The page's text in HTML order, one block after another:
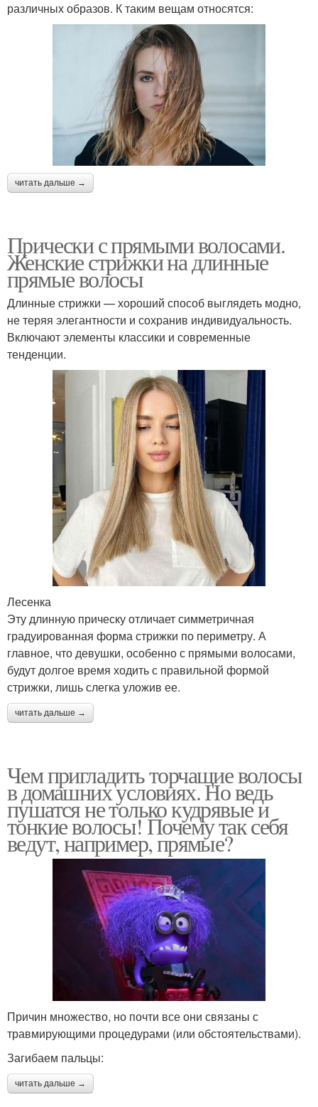
различных образов. К таким вещам относятся:
читать дальше →
Прически с прямыми волосами.
Женские стрижки на длинные
прямые волосы
Длинные стрижки — хороший способ выглядеть модно,
не теряя элегантности и сохранив индивидуальность.
Включают элементы классики и современные
тенденции.
Лесенка
Эту длинную прическу отличает симметричная
градуированная форма стрижки по периметру. А
главное, что девушки, особенно с прямыми волосами,
будут долгое время ходить с правильной формой
стрижки, лишь слегка уложив ее.
читать дальше →
Чем пригладить торчащие волосы
в домашних условиях. Но ведь
пушатся не только кудрявые и
тонкие волосы! Почему так себя
ведут, например, прямые?
Причин множество, но почти все они связаны с
травмирующими процедурами (или обстоятельствами).
Загибаем пальцы:
читать дальше →